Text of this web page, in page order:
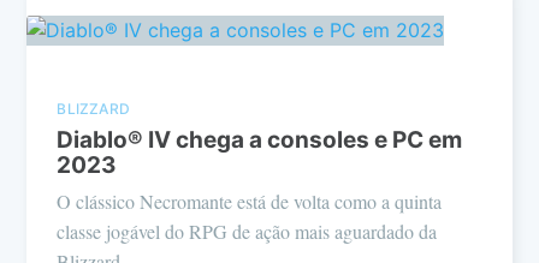
BLIZZARD
Diablo® IV chega a consoles e PC em
2023
O clássico Necromante está de volta como a quinta
classe jogável do RPG de ação mais aguardado da